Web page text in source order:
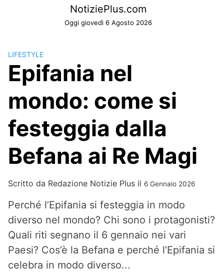
NotiziePlus.com
Oggi giovedì 6 Agosto 2026
LIFESTYLE
Epifania nel
mondo: come si
festeggia dalla
Befana ai Re Magi
Scritto da Redazione Notizie Plus il 6 Gennaio 2026
Perché l’Epifania si festeggia in modo
diverso nel mondo? Chi sono i protagonisti?
Quali riti segnano il 6 gennaio nei vari
Paesi? Cos’è la Befana e perché l’Epifania si
celebra in modo diverso...